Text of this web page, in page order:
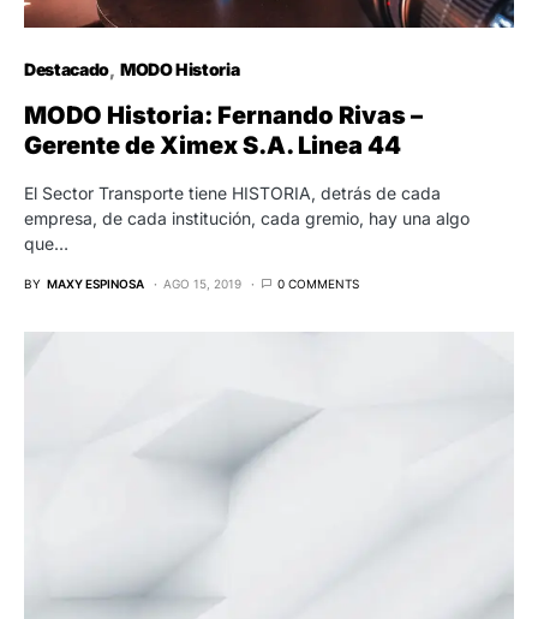
Destacado MODO Historia
MODO Historia: Fernando Rivas –
Gerente de Ximex S.A. Linea 44
El Sector Transporte tiene HISTORIA, detrás de cada
empresa, de cada institución, cada gremio, hay una algo
que…
BY MAXY ESPINOSA AGO 15, 2019 0 COMMENTS